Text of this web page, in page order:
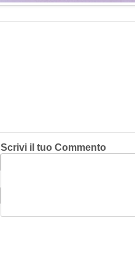
Scrivi il tuo Commento